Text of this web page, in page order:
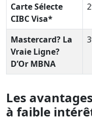
Carte Sélecte
CIBC Visa*
Mastercard? La
Vraie Ligne?
D’Or MBNA
Les
à faible